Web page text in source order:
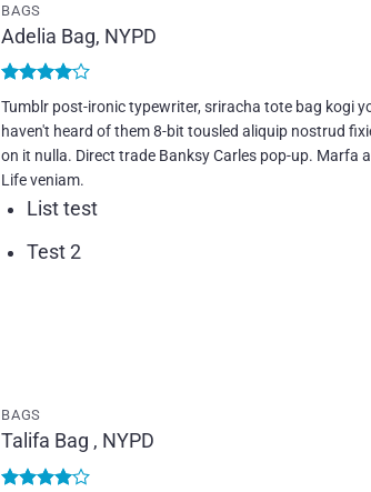
BAGS
Adelia Bag, NYPD
Bewertet
mit4
von 5
Tumblr post-ironic typewriter, sriracha tote bag kogi
haven't heard of them 8-bit tousled aliquip nostrud
on it nulla. Direct trade Banksy Carles pop-up. Marfa
Life veniam.
List test
Test 2
BAGS
Talifa Bag , NYPD